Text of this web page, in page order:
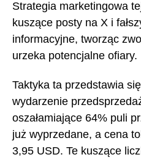
Strategia marketingowa
kuszące posty na X i
informacyjne, tworząc
urzeka potencjalne ofiary.
Taktyka ta przedstawia
wydarzenie
oszałamiające 64% puli
już wyprzedane, a cena
3,95 USD. Te kuszące